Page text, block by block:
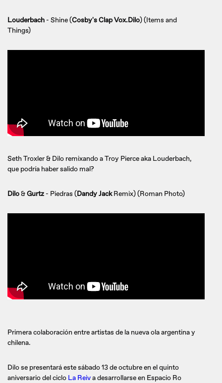
Louderbach - Shine (Cosby's Clap Vox.Dilo) (Items and
Things)
Seth Troxler& Dilo remixando a Troy Pierce aka Louderbach,
que podría haber salido mal?
Dilo&Gurtz - Piedras (Dandy JackRemix) (Roman Photo)
Primera colaboración entre artistas de la nueva ola argentina y
chilena.
Dilo se presentará este sábado 13 de octubre en el quinto
aniversario del ciclo La Reiva desarrollarse en Espacio Ro